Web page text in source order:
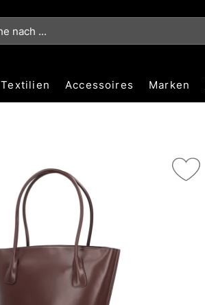
Textilien Accessoires Marken